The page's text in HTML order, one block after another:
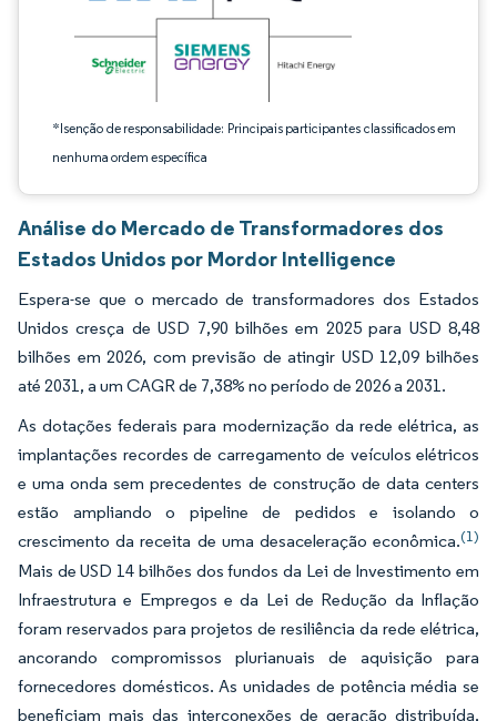
*Isenção de responsabilidade: Principais participantes classificados em
nenhuma ordem específica
Análise do Mercado de Transformadores dos
Estados Unidos por Mordor Intelligence
Espera-se que o mercado de transformadores dos Estados
Unidos cresça de USD 7,90 bilhões em 2025 para USD 8,48
bilhões em 2026, com previsão de atingir USD 12,09 bilhões
até 2031, a um CAGR de 7,38% no período de 2026 a 2031.
As dotações federais para modernização da rede elétrica, as
implantações recordes de carregamento de veículos elétricos
e uma onda sem precedentes de construção de data centers
estão ampliando o pipeline de pedidos e isolando o
crescimento da receita de uma desaceleração econômica.(1)
Mais de USD 14 bilhões dos fundos da Lei de Investimento em
Infraestrutura e Empregos e da Lei de Redução da Inflação
foram reservados para projetos de resiliência da rede elétrica,
ancorando compromissos plurianuais de aquisição para
fornecedores domésticos. As unidades de potência média se
beneficiam mais das interconexões de geração distribuída,